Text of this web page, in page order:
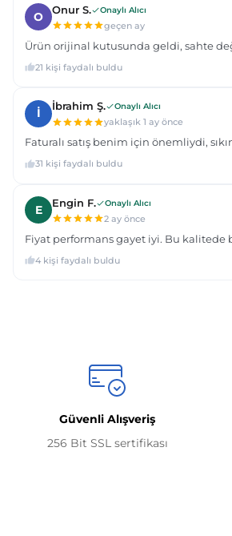
Güvenli Alışveriş
256 Bit SSL sertifikası